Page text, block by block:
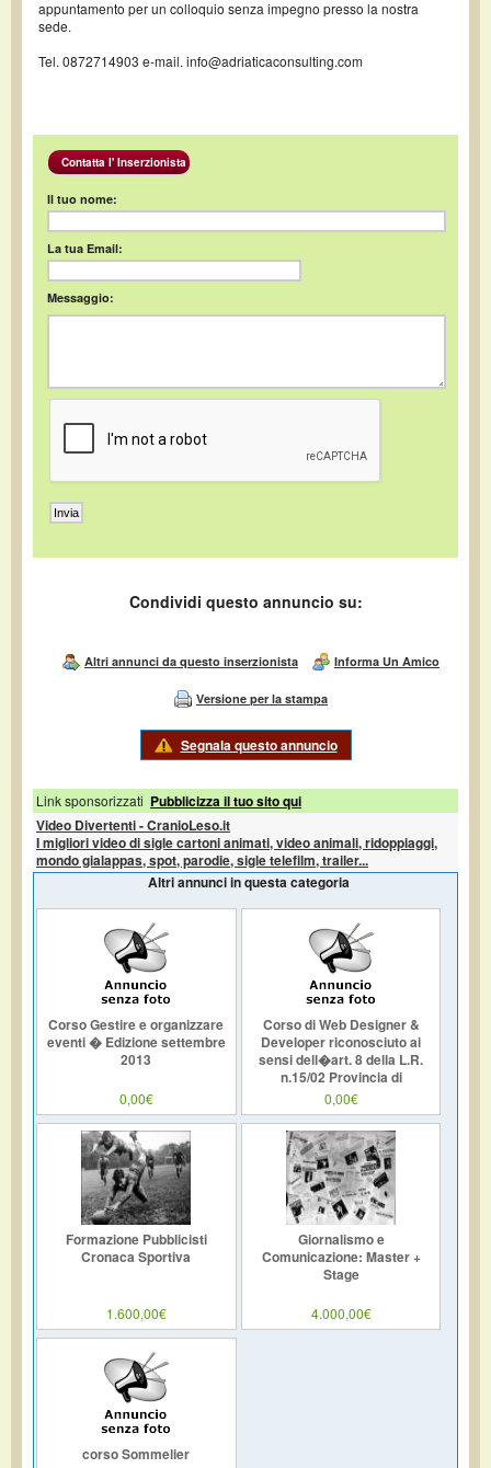
appuntamento per un colloquio senza impegno presso la nostra
sede.
Tel. 0872714903 e-mail. info@adriaticaconsulting.com
Contatta l' Inserzionista
Il tuo nome:
La tua Email:
Messaggio:
Condividi questo annuncio su:
Altri annunci da questo inserzionista Informa Un Amico
Versione per la stampa
Segnala questo annuncio
Link sponsorizzati Pubblicizza il tuo sito qui
Video Divertenti - CranioLeso.it
I migliori video di sigle cartoni animati, video animali, ridoppiaggi,
mondo gialappas, spot, parodie, sigle telefilm, trailer...
Altri annunci in questa categoria
Corso Gestire e organizzare
eventi � Edizione settembre
2013
0,00€
Corso di Web Designer &
Developer riconosciuto ai
sensi dell�art. 8 della L.R.
n.15/02 Provincia di
0,00€
Formazione Pubblicisti
Cronaca Sportiva
1.600,00€
Giornalismo e
Comunicazione: Master +
Stage
4.000,00€
corso Sommelier